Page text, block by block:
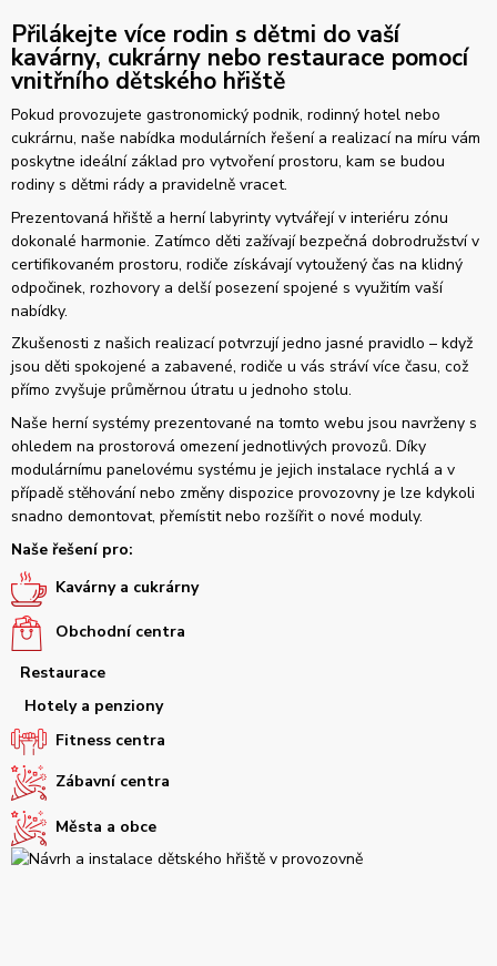
Přilákejte více rodin s dětmi do vaší
kavárny, cukrárny nebo restaurace pomocí
vnitřního dětského hřiště
Pokud provozujete gastronomický podnik, rodinný hotel nebo
cukrárnu, naše nabídka modulárních řešení a realizací na míru vám
poskytne ideální základ pro vytvoření prostoru, kam se budou
rodiny s dětmi rády a pravidelně vracet.
Prezentovaná hřiště a herní labyrinty vytvářejí v interiéru zónu
dokonalé harmonie. Zatímco děti zažívají bezpečná dobrodružství v
certifikovaném prostoru, rodiče získávají vytoužený čas na klidný
odpočinek, rozhovory a delší posezení spojené s využitím vaší
nabídky.
Zkušenosti z našich realizací potvrzují jedno jasné pravidlo – když
jsou děti spokojené a zabavené, rodiče u vás stráví více času, což
přímo zvyšuje průměrnou útratu u jednoho stolu.
Naše herní systémy prezentované na tomto webu jsou navrženy s
ohledem na prostorová omezení jednotlivých provozů. Díky
modulárnímu panelovému systému je jejich instalace rychlá a v
případě stěhování nebo změny dispozice provozovny je lze kdykoli
snadno demontovat, přemístit nebo rozšířit o nové moduly.
Naše řešení pro:
Kavárny a cukrárny
Obchodní centra
Restaurace
Hotely a penziony
Fitness centra
Zábavní centra
Města a obce